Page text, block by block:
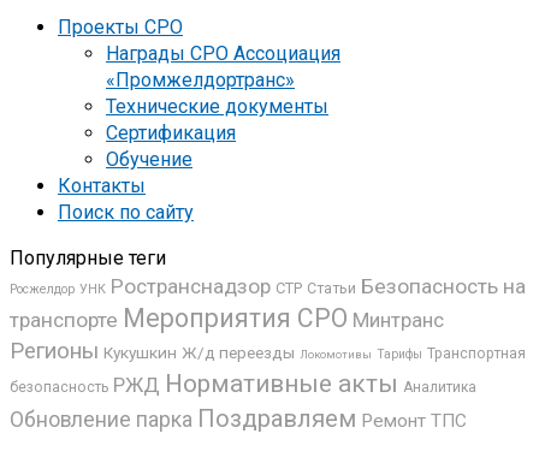
Проекты СРО
Награды СРО Ассоциация
«Промжелдортранс»
Технические документы
Сертификация
Обучение
Контакты
Поиск по сайту
Популярные теги
Росжелдор УНК Ространснадзор СТР Статьи Безопасность на
транспорте Мероприятия СРО Минтранс
Регионы Кукушкин Ж/д переезды Локомотивы Тарифы Транспортная
безопасность РЖД Нормативные акты Аналитика
Обновление парка Поздравляем Ремонт ТПС